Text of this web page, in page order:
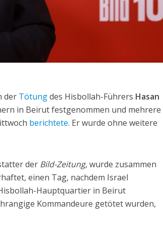
der Tötungdes Hisbollah-Führers Hasan
in Beirut festgenommen und mehrere
berichtete. Er wurde ohne weitere
der Bild-Zeitung, wurde zusammen
einen Tag, nachdem Israel
Hauptquartier in Beirut
Kommandeure getötet wurden,